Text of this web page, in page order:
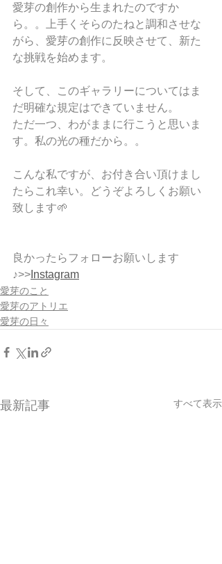
愛芽の創作から生まれたのですか
ら。。上手くそらのたねと調和させな
がら、愛芽の創作に反映させて、新た
な挑戦を始めます。
そして、このギャラリーについてはま
だ明確な規定はできていません。
ただ一つ、わがままに行こうと思いま
す。私の光の種だから。。
こんな私ですが、お付き合い頂けまし
たらこれ幸い。どうぞよろしくお願い
致します🌱
良かったらフォローお願いします
♪>> Instagram
愛芽のこと
愛芽のアトリエ
愛芽の日々
最新記事 すべて表示